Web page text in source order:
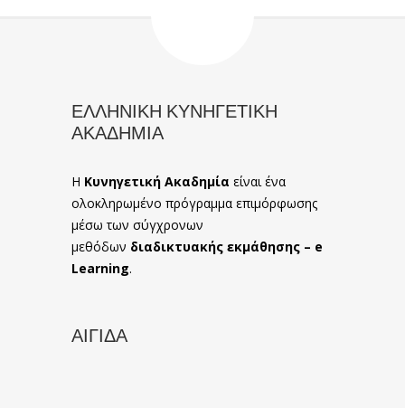
ΕΛΛΗΝΙΚΗ ΚΥΝΗΓΕΤΙΚΗ
ΑΚΑΔΗΜΙΑ
Η Κυνηγετική Ακαδημία είναι ένα
ολοκληρωμένο πρόγραμμα επιμόρφωσης
μέσω των σύγχρονων
μεθόδων διαδικτυακής εκμάθησης – e
Learning.
ΑΙΓΙΔΑ